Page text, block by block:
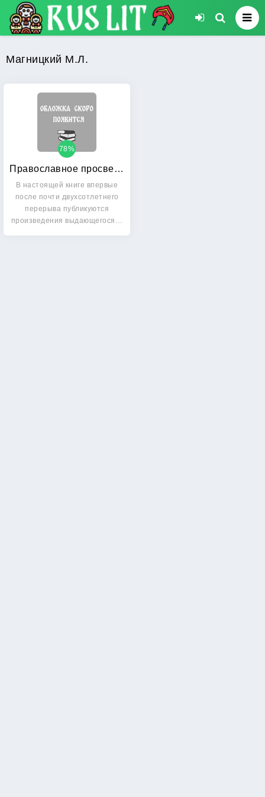
Магницкий М.Л.
Православное просвещение
78%
В настоящей книге впервые
после почти двухсотлетнего
перерыва публикуются
произведения выдающегося…